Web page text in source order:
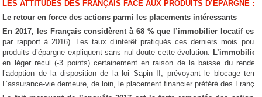
LES ATTITUDES DES FRANÇAIS FACE AUX PRODUITS D’ÉPARGNE :
Le retour en force des actions parmi les placements intéressants
En 2017, les Français considèrent à 68 % que l’immobilier locatif est
par rapport à 2016). Les taux d’intérêt pratiqués ces derniers mois
produits d’épargne expliquent sans nul doute cette évolution.
en léger recul (-3 points) certainement en raison de la baisse du
l’adoption de la disposition de la loi Sapin II, prévoyant le blocage
L’assurance-vie demeure, de loin, le placement financier préféré des